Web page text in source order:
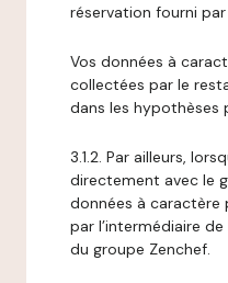
réservation fourni
Vos données à
collectées par le
dans les hypothèses
3.1.2. Par ailleurs,
directement avec le
données à caractère
par l’intermédiaire
du groupe Zenchef.